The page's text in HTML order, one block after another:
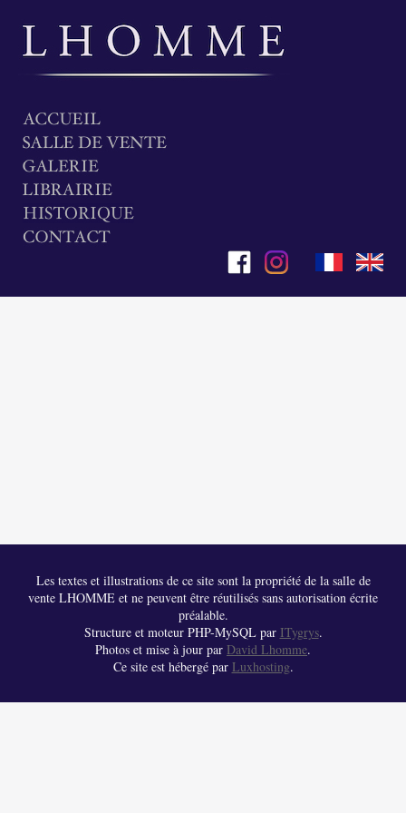
Les textes et illustrations de ce site sont la propriété de la salle de
vente LHOMME et ne peuvent être réutilisés sans autorisation écrite
préalable.
Structure et moteur PHP-MySQL par ITygrys.
Photos et mise à jour par David Lhomme.
Ce site est hébergé par Luxhosting.